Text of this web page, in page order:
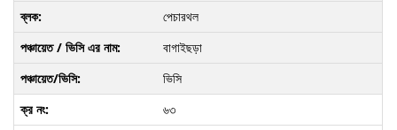
পেচারথল
বাগাইছড়া
ভিসি
৬৩